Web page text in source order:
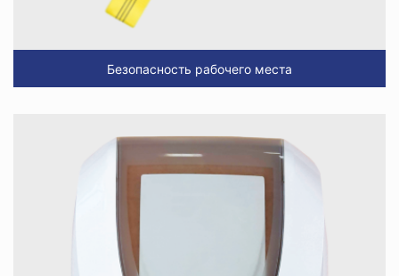
Безопасность рабочего места